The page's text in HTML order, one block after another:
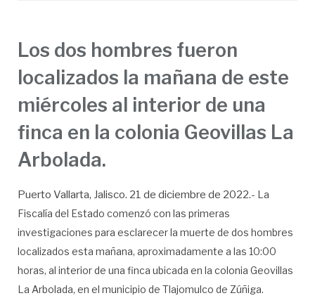
Los dos hombres fueron
localizados la mañana de este
miércoles al interior de una
finca en la colonia Geovillas La
Arbolada.
Puerto Vallarta, Jalisco. 21 de diciembre de 2022.- La
Fiscalía del Estado comenzó con las primeras
investigaciones para esclarecer la muerte de dos hombres
localizados esta mañana, aproximadamente a las 10:00
horas, al interior de una finca ubicada en la colonia Geovillas
La Arbolada, en el municipio de Tlajomulco de Zúñiga.